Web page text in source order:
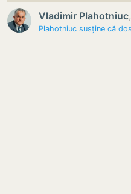
Vladimir Plahotniuc,